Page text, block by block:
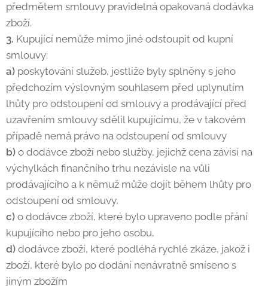
předmětem smlouvy pravidelná opakovaná dodávka
zboží.
3. Kupující nemůže mimo jiné odstoupit od kupní
smlouvy:
a) poskytování služeb, jestliže byly splněny s jeho
předchozím výslovným souhlasem před uplynutím
lhůty pro odstoupení od smlouvy a prodávající před
uzavřením smlouvy sdělil kupujícímu, že v takovém
případě nemá právo na odstoupení od smlouvy
b) o dodávce zboží nebo služby, jejichž cena závisí na
výchylkách finančního trhu nezávisle na vůli
prodávajícího a k němuž může dojít během lhůty pro
odstoupení od smlouvy,
c) o dodávce zboží, které bylo upraveno podle přání
kupujícího nebo pro jeho osobu,
d) dodávce zboží, které podléhá rychlé zkáze, jakož i
zboží, které bylo po dodání nenávratně smíseno s
jiným zbožím